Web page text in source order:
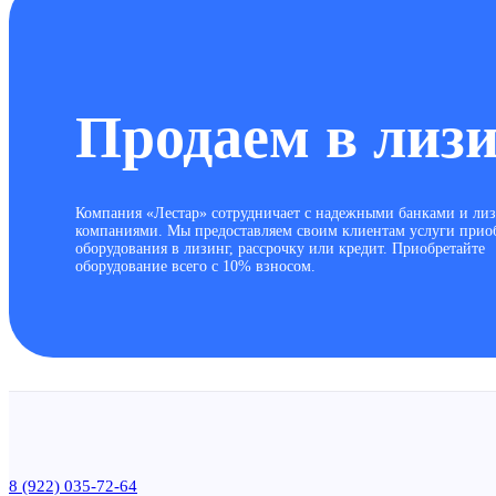
Продаем в
Компания «Лестар» сотрудничает с надежными банками и
компаниями. Мы предоставляем своим клиентам услуги
оборудования в лизинг, рассрочку или кредит. Приобретайте
оборудование всего с 10% взносом.
8 (922) 035-72-64